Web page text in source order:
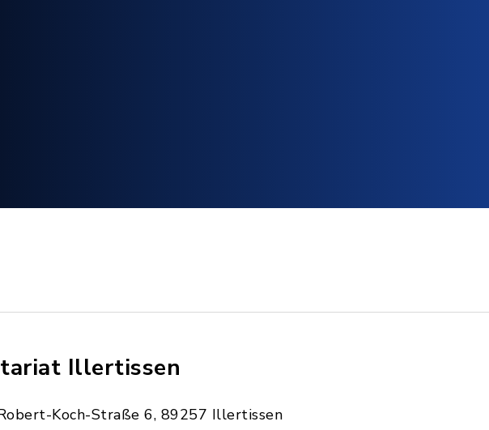
Illertissen
Koch-Straße 6, 89257 Illertissen